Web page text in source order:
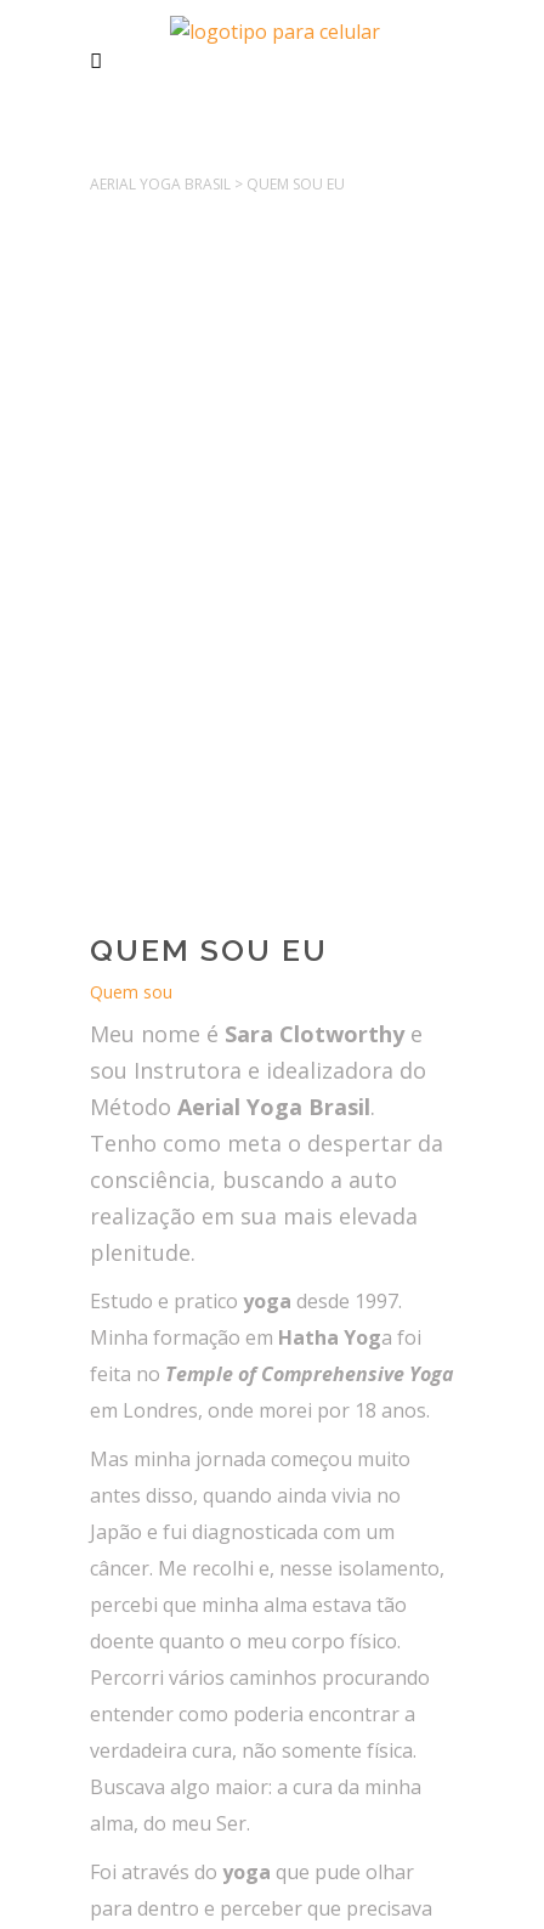
AERIAL YOGA BRASIL > QUEM SOU EU
QUEM SOU EU
Quem sou
Meu nome é Sara Clotworthye
sou Instrutora e idealizadora do
Método Aerial Yoga Brasil.
Tenho como meta o despertar da
consciência, buscando a auto
realização em sua mais elevada
plenitude.
Estudo e pratico yoga desde 1997.
Minha formação em Hatha Yoga foi
feita no Temple of Comprehensive Yoga
em Londres, onde morei por 18 anos.
Mas minha jornada começou muito
antes disso, quando ainda vivia no
Japão e fui diagnosticada com um
câncer. Me recolhi e, nesse isolamento,
percebi que minha alma estava tão
doente quanto o meu corpo físico.
Percorri vários caminhos procurando
entender como poderia encontrar a
verdadeira cura, não somente física.
Buscava algo maior: a cura da minha
alma, do meu Ser.
Foi através do yoga que pude olhar
para dentro e perceber que precisava